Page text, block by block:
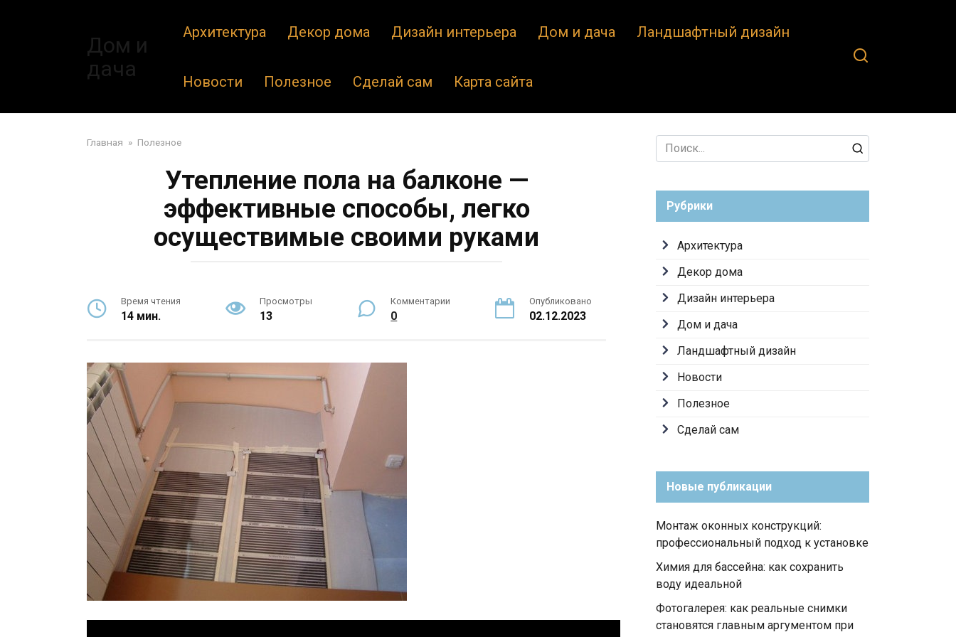
Дом и
дача
Архитектура Декор дома Дизайн интерьера Дом и дача Ландшафтный дизайн
Новости Полезное Сделай сам Карта сайта
Главная » Полезное
Утепление пола на балконе —
эффективные способы, легко
осуществимые своими руками
Время чтения
14 мин.
Просмотры
13
Комментарии
0
Опубликовано
02.12.2023
Search
for:
Рубрики
Архитектура
Декор дома
Дизайн интерьера
Дом и дача
Ландшафтный дизайн
Новости
Полезное
Сделай сам
Новые публикации
Монтаж оконных конструкций:
профессиональный подход к установке
Химия для бассейна: как сохранить
воду идеальной
Фотогалерея: как реальные снимки
становятся главным аргументом при